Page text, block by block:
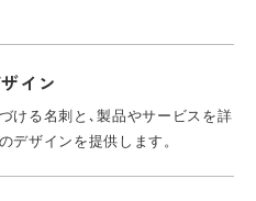
イン
ける名刺と､製品やサービスを詳
デザインを提供します。